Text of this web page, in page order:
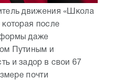
движения «Школа
после
даже
Путиным и
и задор в свои 67
почти